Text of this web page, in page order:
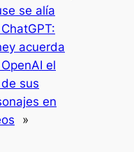
se alía
acuerda
el
sus
en
»